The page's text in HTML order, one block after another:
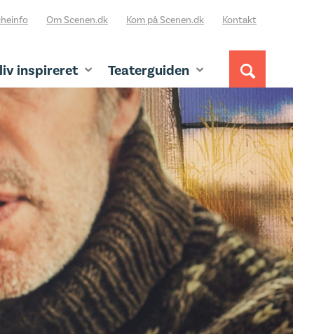
Om Scenen.dk Kom på Scenen.dk Kontakt
inspireret Teaterguiden